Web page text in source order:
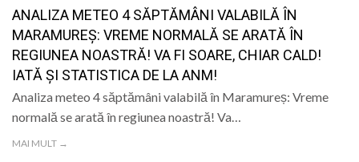
ANALIZA METEO 4 SĂPTĂMÂNI VALABILĂ ÎN
MARAMUREȘ: VREME NORMALĂ SE ARATĂ ÎN
REGIUNEA NOASTRĂ! VA FI SOARE, CHIAR CALD!
IATĂ ȘI STATISTICA DE LA ANM!
Analiza meteo 4 săptămâni valabilă în Maramureș: Vreme
normală se arată în regiunea noastră! Va…
MAI MULT →